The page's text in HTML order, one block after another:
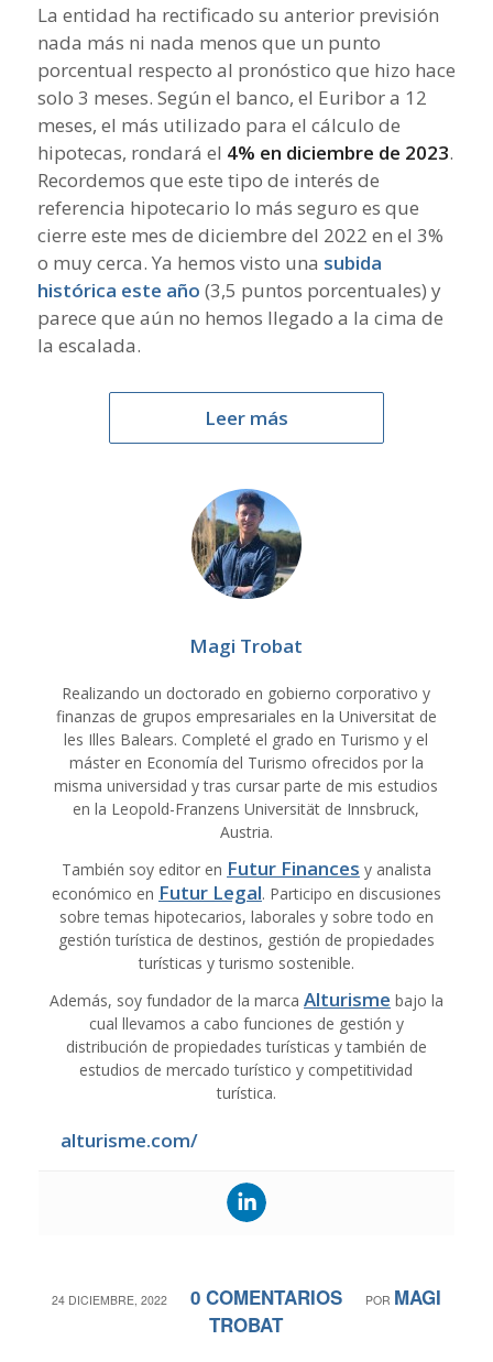
La entidad ha rectificado su anterior previsión
nada más ni nada menos que un punto
porcentual respecto al pronóstico que hizo hace
solo 3 meses. Según el banco, el Euribor a 12
meses, el más utilizado para el cálculo de
hipotecas, rondará el 4% en diciembre de 2023.
Recordemos que este tipo de interés de
referencia hipotecario lo más seguro es que
cierre este mes de diciembre del 2022 en el 3%
o muy cerca. Ya hemos visto una subida
histórica este año (3,5 puntos porcentuales) y
parece que aún no hemos llegado a la cima de
la escalada.
Leer más
Magi Trobat
Realizando un doctorado en gobierno corporativo y
finanzas de grupos empresariales en la Universitat de
les Illes Balears. Completé el grado en Turismo y el
máster en Economía del Turismo ofrecidos por la
misma universidad y tras cursar parte de mis estudios
en la Leopold-Franzens Universität de Innsbruck,
Austria.
También soy editor en Futur Finances y analista
económico en Futur Legal. Participo en discusiones
sobre temas hipotecarios, laborales y sobre todo en
gestión turística de destinos, gestión de propiedades
turísticas y turismo sostenible.
Además, soy fundador de la marca Alturisme bajo la
cual llevamos a cabo funciones de gestión y
distribución de propiedades turísticas y también de
estudios de mercado turístico y competitividad
turística.
alturisme.com/
24 DICIEMBRE, 2022
/ 0 COMENTARIOS
/ POR MAGI
TROBAT